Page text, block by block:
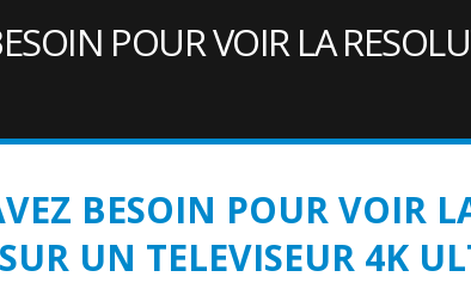
POUR VOIR LA
BESOIN POUR VOIR
UN TELEVISEUR 4K